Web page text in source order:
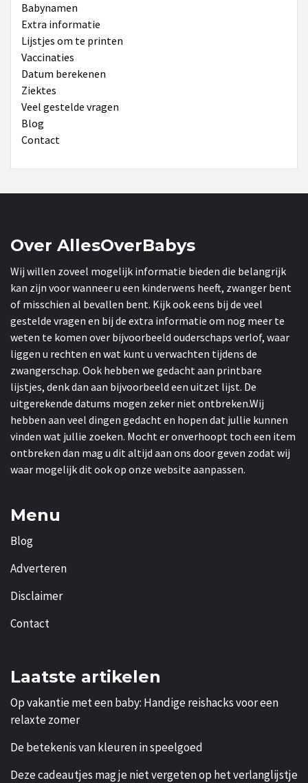
Babynamen
Extra informatie
Lijstjes om te printen
Vaccinaties
Datum berekenen
Ziektes
Veel gestelde vragen
Blog
Contact
Over AllesOverBabys
Wij willen zoveel mogelijk informatie bieden die belangrijk
kan zijn voor wanneer u een kinderwens heeft, zwanger bent
of misschien al bevallen bent. Kijk ook eens bij de veel
gestelde vragen en bij de extra informatie om nog meer te
weten te komen over bijvoorbeeld ouderschaps verlof, waar
liggen u rechten en wat kunt u verwachten tijdens de
zwangerschap. Ook hebben we gedacht aan printbare
lijstjes, denk dan aan bijvoorbeeld een uitzet lijst. De
uitgerekende datums mogen zeker niet ontbreken.Wij
hebben aan veel dingen gedacht en hopen dat jullie kunnen
vinden wat jullie zoeken. Mocht er onverhoopt toch een item
ontbreken dan mag u dit altijd aan ons door geven zodat wij
waar mogelijk dit ook op onze website aanpassen.
Menu
Blog
Adverteren
Disclaimer
Contact
Laatste artikelen
Op vakantie met een baby: Handige reishacks voor een
relaxte zomer
De betekenis van kleuren in speelgoed
Deze cadeautjes mag je niet vergeten op het verlanglijstje